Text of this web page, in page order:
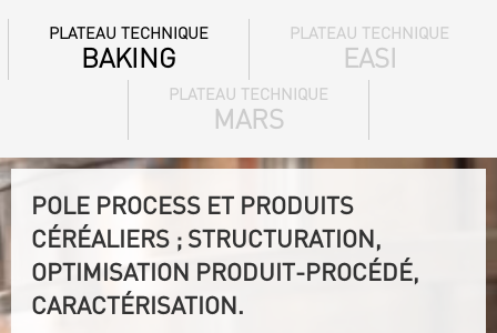
PLATEAU TECHNIQUE
BAKING
PLATEAU TECHNIQUE
EASI
PLATEAU TECHNIQUE
MARS
POLE PROCESS ET PRODUITS
CÉRÉALIERS ; STRUCTURATION,
OPTIMISATION PRODUIT-PROCÉDÉ,
CARACTÉRISATION.